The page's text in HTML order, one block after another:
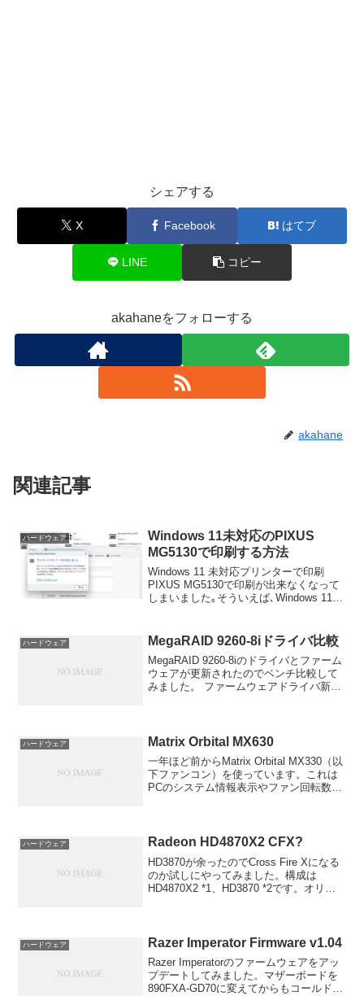
シェアする
X Facebook はてブ
LINE コピー
akahaneをフォローする
akahane
関連記事
ハードウェア
Windows 11未対応のPIXUS
MG5130で印刷する方法
Windows 11 未対応プリンターで印刷
PIXUS MG5130で印刷が出来なくなって
しまいました｡そういえば､Windows 11へ
んでした｡なぜ母のPCだと印...
ハードウェア MegaRAID 9260-8iドライバ比較
MegaRAID 9260-8iのドライバとファーム
ウェアが更新されたのでベンチ比較して
みました。 ファームウェアドライバ新
ハードウェア Matrix Orbital MX630
一年ほど前からMatrix Orbital MX330（以
下ファンコン）を使っています。これは
PCのシステム情報表示やファン回転数の
ハードウェア Radeon HD4870X2 CFX?
HD3870が余ったのでCross Fire Xになる
のか試しにやってみました。構成は
HD4870X2 *1、HD3870 *2です。オリジ
ハードウェア Razer Imperator Firmware v1.04
Razer Imperatorのファームウェアをアッ
プデートしてみました。マザーボードを
890FXA-GD70に変えてからもコールドブ